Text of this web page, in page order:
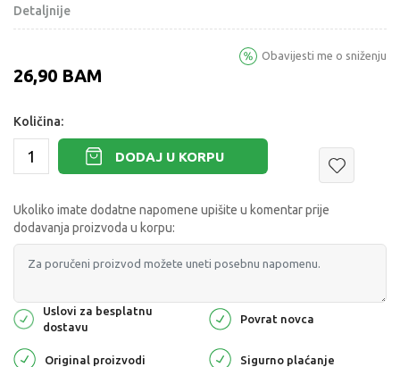
Detaljnije
26,90 BAM
Obavijesti me o sniženju
Količina:
DODAJ U KORPU
Ukoliko imate dodatne napomene upišite u komentar prije
dodavanja proizvoda u korpu:
Uslovi za besplatnu
dostavu
Povrat novca
Original proizvodi Sigurno plaćanje